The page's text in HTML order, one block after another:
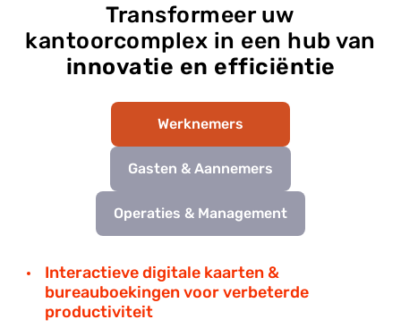
Transformeer uw
kantoorcomplex in een hub van
innovatie en efficiëntie
Werknemers
Gasten & Aannemers
Operaties & Management
Interactieve digitale kaarten &
bureauboekingen voor verbeterde
productiviteit